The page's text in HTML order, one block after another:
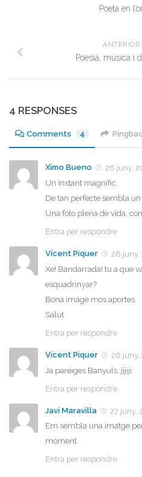
Poeta en
Poesia, música i
4 RESPONSES
Comments 4
Ximo Bueno
26 juny,
Un instant magnífic.
De tan perfecte sembla un
Una foto plena de vida,
Entra per respondre
Vicent Piquer
26 juny,
Xe! Bandarrada! tu a que
esquadrinyar?
Bona image mos aportes.
Salut
Entra per respondre
Vicent Piquer
26 juny,
Ja pareiges Banyuls, jijiji
Entra per respondre
Javi Maravilla
27 juny,
Em sembla una imatge
moment.
Entra per respondre